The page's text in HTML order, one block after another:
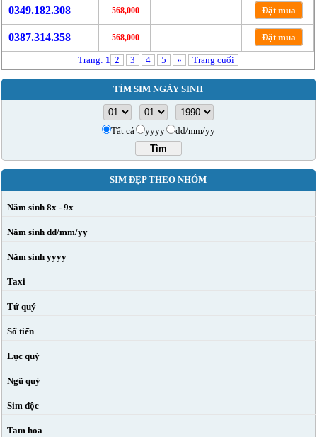
0349.182.308 568,000 Đặt mua
0387.314.358 568,000 Đặt mua
Trang: 1 2 3 4 5 » Trang cuối
TÌM SIM NGÀY SINH
Tất cả yyyy dd/mm/yy
SIM ĐẸP THEO NHÓM
Năm sinh 8x - 9x
Năm sinh dd/mm/yy
Năm sinh yyyy
Taxi
Tứ quý
Số tiến
Lục quý
Ngũ quý
Sim độc
Tam hoa